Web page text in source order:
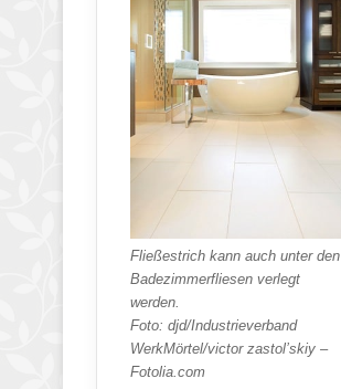
Fließestrich kann auch unter den
Badezimmerfliesen verlegt
werden.
Foto: djd/Industrieverband
WerkMörtel/victor zastol’skiy –
Fotolia.com